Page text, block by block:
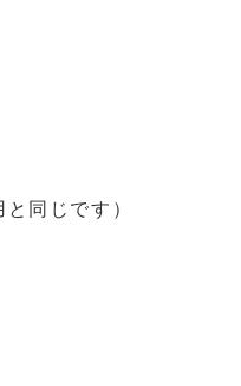
同じです）